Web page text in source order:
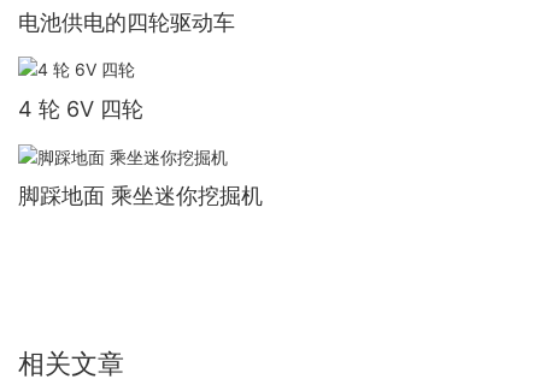
电池供电的四轮驱动车
4 轮 6V 四轮
脚踩地面 乘坐迷你挖掘机
相关文章